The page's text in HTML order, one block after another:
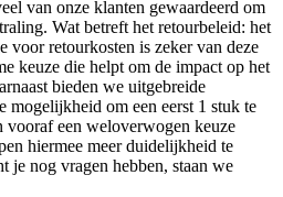
van onze klanten gewaardeerd om
Wat betreft het retourbeleid: het
voor retourkosten is zeker van deze
keuze die helpt om de impact op het
bieden we uitgebreide
mogelijkheid om een eerst 1 stuk te
vooraf een weloverwogen keuze
hiermee meer duidelijkheid te
je nog vragen hebben, staan we